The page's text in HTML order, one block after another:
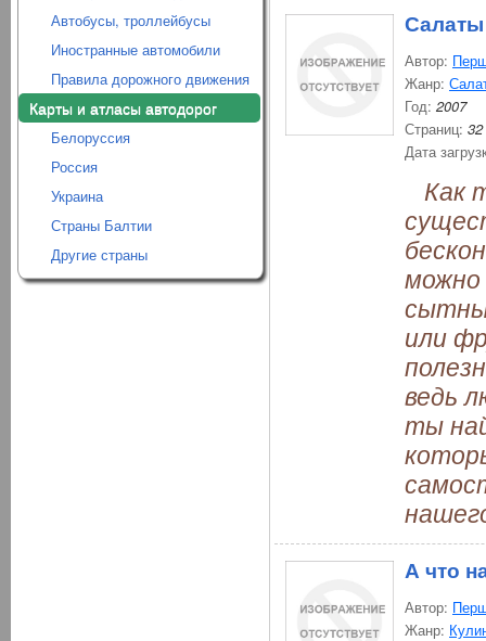
Автобусы, троллейбусы
Иностранные автомобили
Правила дорожного движения
Карты и атласы автодорог
Белоруссия
Россия
Украина
Страны Балтии
Другие страны
Автор:
Жанр:
Год: 2007
Страниц: 32
Дата
Как
можно
или
ведь
ты
А что
Автор:
Жанр: